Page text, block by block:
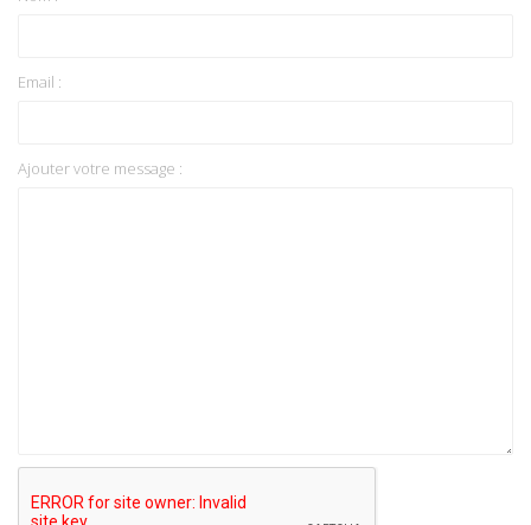
Email :
Ajouter votre message :